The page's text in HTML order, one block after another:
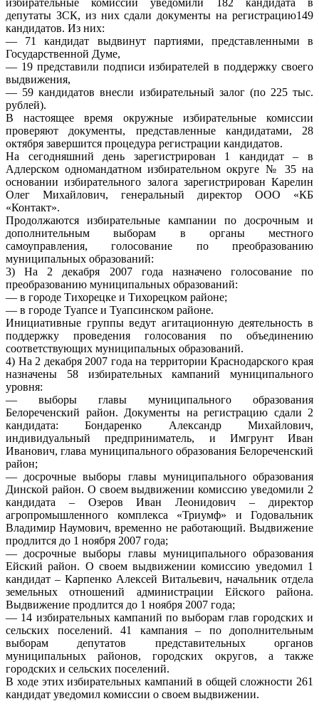
депутаты ЗСК, из них сдали документы на регистрацию149
кандидатов. Из них:
— 71 кандидат выдвинут партиями, представленными в
Государственной Думе,
— 19 представили подписи избирателей в поддержку своего
выдвижения,
— 59 кандидатов внесли избирательный залог (по 225 тыс.
рублей).
В настоящее время окружные избирательные комиссии
проверяют документы, представленные кандидатами, 28
октября завершится процедура регистрации кандидатов.
На сегодняшний день зарегистрирован 1 кандидат – в
Адлерском одномандатном избирательном округе № 35 на
основании избирательного залога зарегистрирован Карелин
Олег Михайлович, генеральный директор ООО «КБ
«Контакт».
Продолжаются избирательные кампании по досрочным и
дополнительным выборам в органы местного
самоуправления, голосование по преобразованию
муниципальных образований:
3) На 2 декабря 2007 года назначено голосование по
преобразованию муниципальных образований:
— в городе Тихорецке и Тихорецком районе;
— в городе Туапсе и Туапсинском районе.
Инициативные группы ведут агитационную деятельность в
поддержку проведения голосования по объединению
соответствующих муниципальных образований.
4) На 2 декабря 2007 года на территории Краснодарского края
назначены 58 избирательных кампаний муниципального
уровня:
— выборы главы муниципального образования
Белореченский район. Документы на регистрацию сдали 2
кандидата: Бондаренко Александр Михайлович,
индивидуальный предприниматель, и Имгрунт Иван
Иванович, глава муниципального образования Белореченский
район;
— досрочные выборы главы муниципального образования
Динской район. О своем выдвижении комиссию уведомили 2
кандидата – Озеров Иван Леонидович – директор
агропромышленного комплекса «Триумф» и Годовальник
Владимир Наумович, временно не работающий. Выдвижение
продлится до 1 ноября 2007 года;
— досрочные выборы главы муниципального образования
Ейский район. О своем выдвижении комиссию уведомил 1
кандидат – Карпенко Алексей Витальевич, начальник отдела
земельных отношений администрации Ейского района.
Выдвижение продлится до 1 ноября 2007 года;
— 14 избирательных кампаний по выборам глав городских и
сельских поселений. 41 кампания – по дополнительным
выборам депутатов представительных органов
муниципальных районов, городских округов, а также
городских и сельских поселений.
В ходе этих избирательных кампаний в общей сложности 261
кандидат уведомил комиссии о своем выдвижении.